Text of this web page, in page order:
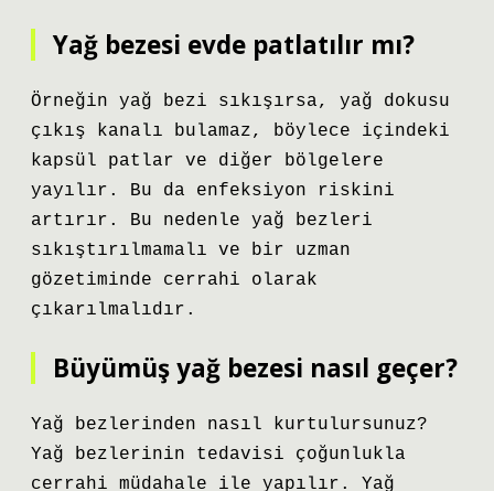
Yağ bezesi evde patlatılır mı?
Örneğin yağ bezi sıkışırsa, yağ dokusu
çıkış kanalı bulamaz, böylece içindeki
kapsül patlar ve diğer bölgelere
yayılır. Bu da enfeksiyon riskini
artırır. Bu nedenle yağ bezleri
sıkıştırılmamalı ve bir uzman
gözetiminde cerrahi olarak
çıkarılmalıdır.
Büyümüş yağ bezesi nasıl geçer?
Yağ bezlerinden nasıl kurtulursunuz?
Yağ bezlerinin tedavisi çoğunlukla
cerrahi müdahale ile yapılır. Yağ